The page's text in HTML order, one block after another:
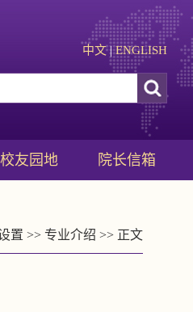
中文|ENGLISH
校友园地 院长信箱
置 >> 专业介绍 >> 正文